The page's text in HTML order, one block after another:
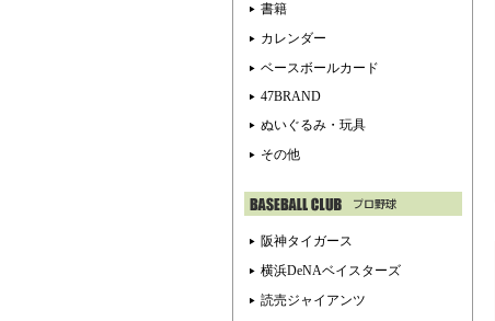
書籍
カレンダー
ベースボールカード
47BRAND
ぬいぐるみ・玩具
その他
阪神タイガース
横浜DeNAベイスターズ
読売ジャイアンツ